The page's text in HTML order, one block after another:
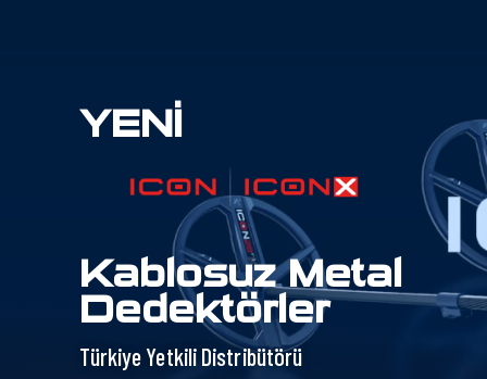
YENİ
Kablosuz Metal
Dedektörler
Türkiye Yetkili Distribütörü